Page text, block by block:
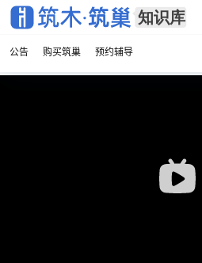
公告 购买筑巢 预约辅导